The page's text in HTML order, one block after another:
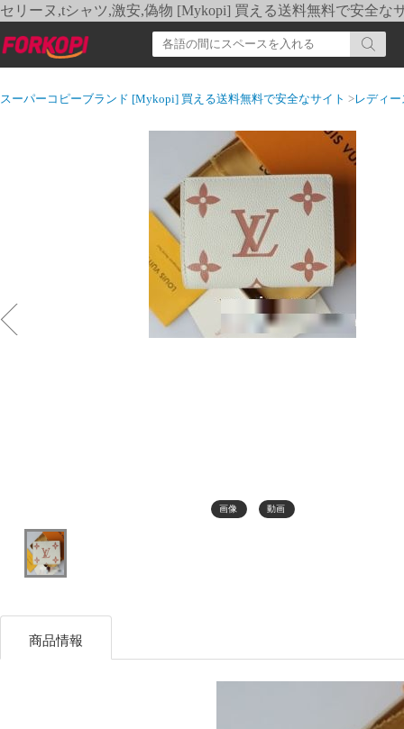
セリーヌ,tシャツ,激安,偽物 [Mykopi] 買える送料無料で安全な
スーパーコピーブランド [Mykopi] 買える送料無料で安全なサイト >レディ
画像 動画
商品情報